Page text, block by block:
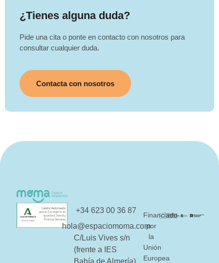
¿Tienes alguna duda?
Pide una cita o ponte en contacto con nosotros para
consultar cualquier duda.
Contacta con nosotros
+34 623 00 36 87
hola@espaciomoma.com
C/Luis Vives s/n
(frente a IES
Financiado
por
la
Unión
Europea